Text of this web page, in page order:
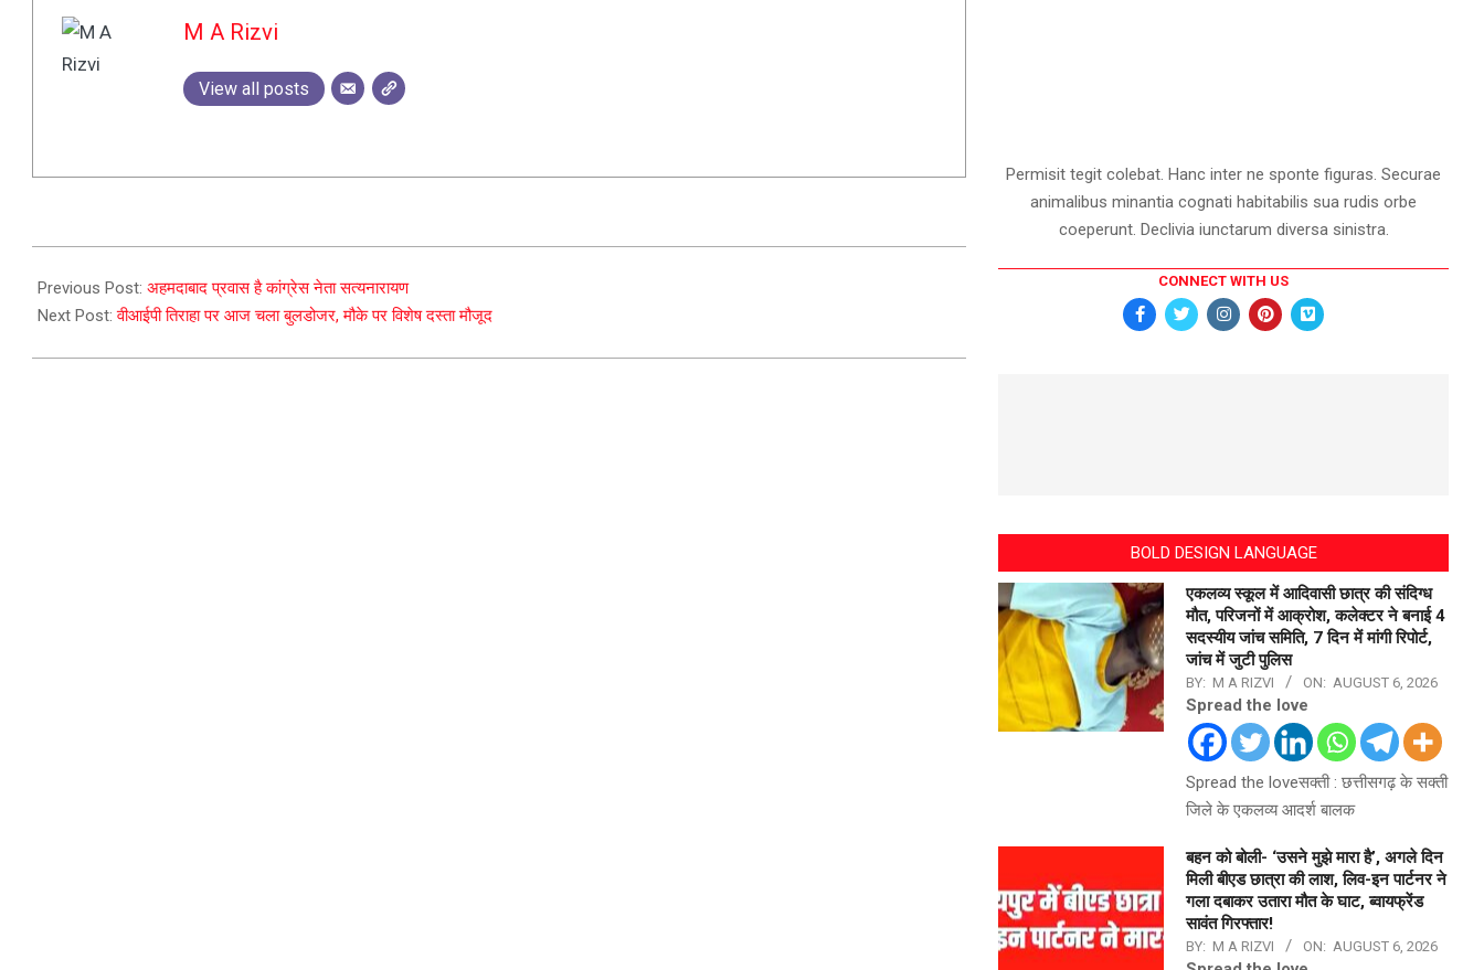
M A Rizvi
View all posts
12-
06
Previous Post: अहमदाबाद प्रवास है कांग्रेस नेता सत्यनारायण
Next Post:वीआईपी तिराहा पर आज चला बुलडोजर, मौके पर विशेष दस्ता मौजूद
Permisit tegit colebat. Hanc inter ne sponte figuras. Securae
animalibus minantia cognati habitabilis sua rudis orbe
coeperunt. Declivia iunctarum diversa sinistra.
CONNECT WITH US
BOLD DESIGN LANGUAGE
एकलव्य स्कूल में आदिवासी छात्र की संदिग्ध
मौत, परिजनों में आक्रोश, कलेक्टर ने बनाई 4
सदस्यीय जांच समिति, 7 दिन में मांगी रिपोर्ट,
जांच में जुटी पुलिस
BY: M A RIZVI ON: AUGUST 6, 2026
Spread the love
Spread the loveसक्ती : छत्तीसगढ़ के सक्ती
जिले के एकलव्य आदर्श बालक
बहन को बोली- ‘उसने मुझे मारा है’, अगले दिन
मिली बीएड छात्रा की लाश, लिव-इन पार्टनर ने
गला दबाकर उतारा मौत के घाट, ब्वायफ्रेंड
सावंत गिरफ्तार!
BY: M A RIZVI ON: AUGUST 6, 2026